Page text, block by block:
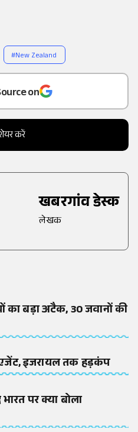
as a
on
करें
खबरगांव डेस्क
लेखक
का बड़ा अटैक, 30 जवानों की
इजरायल तक हड़कंप
पर क्या बोला
#New Zealand